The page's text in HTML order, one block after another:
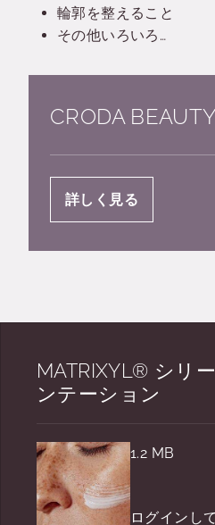
輪郭を整えること
その他いろいろ…
CRODA
詳しく見る
MATRIXYL® シリ
ンテーション
1.2 MB
ログインし